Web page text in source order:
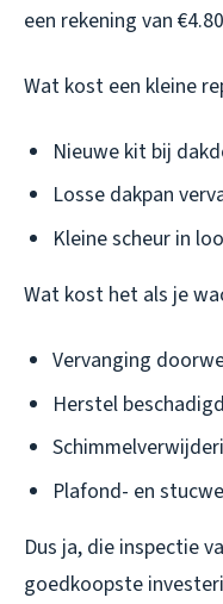
een rekening van
Wat kost een kleine
Nieuwe kit bij
Losse dakpan
Kleine scheur in
Wat kost het als je
Vervanging
Herstel
Plafond- en
Dus ja, die inspectie
goedkoopste